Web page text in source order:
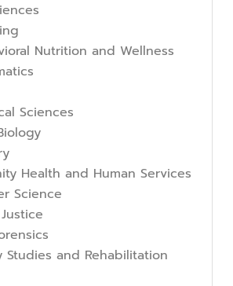
Nutrition and Wellness
Sciences
Health and Human Services
Science
Studies and Rehabilitation